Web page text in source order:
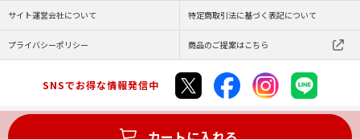
サイト運営会社について 特定商取引法に基づく表記について
プライバシーポリシー 商品のご提案はこちら
SNSでお得な情報発信中